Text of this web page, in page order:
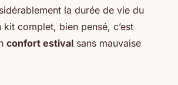
la durée de vie du
kit complet, bien pensé, c’est
confort estival sans mauvaise